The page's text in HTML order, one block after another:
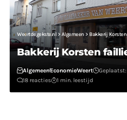
Weertdegekste.nl > Algemeen > Bakkerij
Bakkerij Korsten
AlgemeenEconomieWeert
Geplaatst:
18 reacties
1 min. leestijd